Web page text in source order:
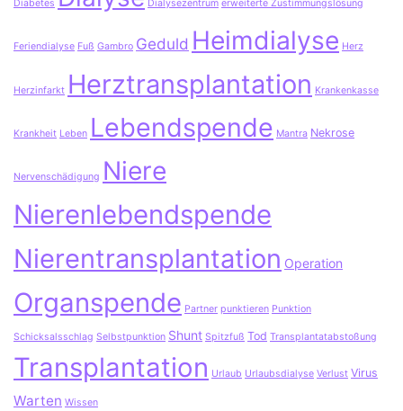
Diabetes Dialysezentrum erweiterte Zustimmungslösung
Feriendialyse Fuß Gambro Geduld Heimdialyse Herz
Herzinfarkt Herztransplantation Krankenkasse
Krankheit Leben Lebendspende Mantra Nekrose
Nervenschädigung Niere
Nierenlebendspende
Nierentransplantation Operation
Organspende Partner punktieren Punktion
Schicksalsschlag Selbstpunktion Shunt Spitzfuß Tod Transplantatabstoßung
Transplantation Urlaub Urlaubsdialyse Verlust Virus
Warten Wissen